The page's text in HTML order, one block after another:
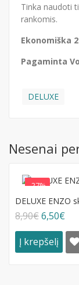
Tinka naudoti
rankomis.
Ekonomiška
Pagaminta
DELUXE
Nesenai
-27%
DELUXE ENZO
8,90€6,50€
Į krepšelį